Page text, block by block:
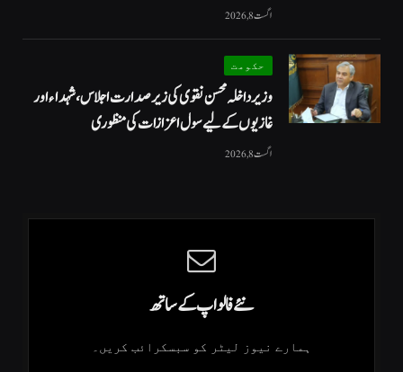
اگست 8, 2026
حکومت
وزیرداخلہ محسن نقوی کی زیر صدارت اجلاس، شہداء اور
غازیوں کے لیے سول اعزازات کی منظوری
اگست 8, 2026
نئے فالو اپ کے ساتھ
ہمارے نیوز لیٹر کو سبسکرائب کریں۔